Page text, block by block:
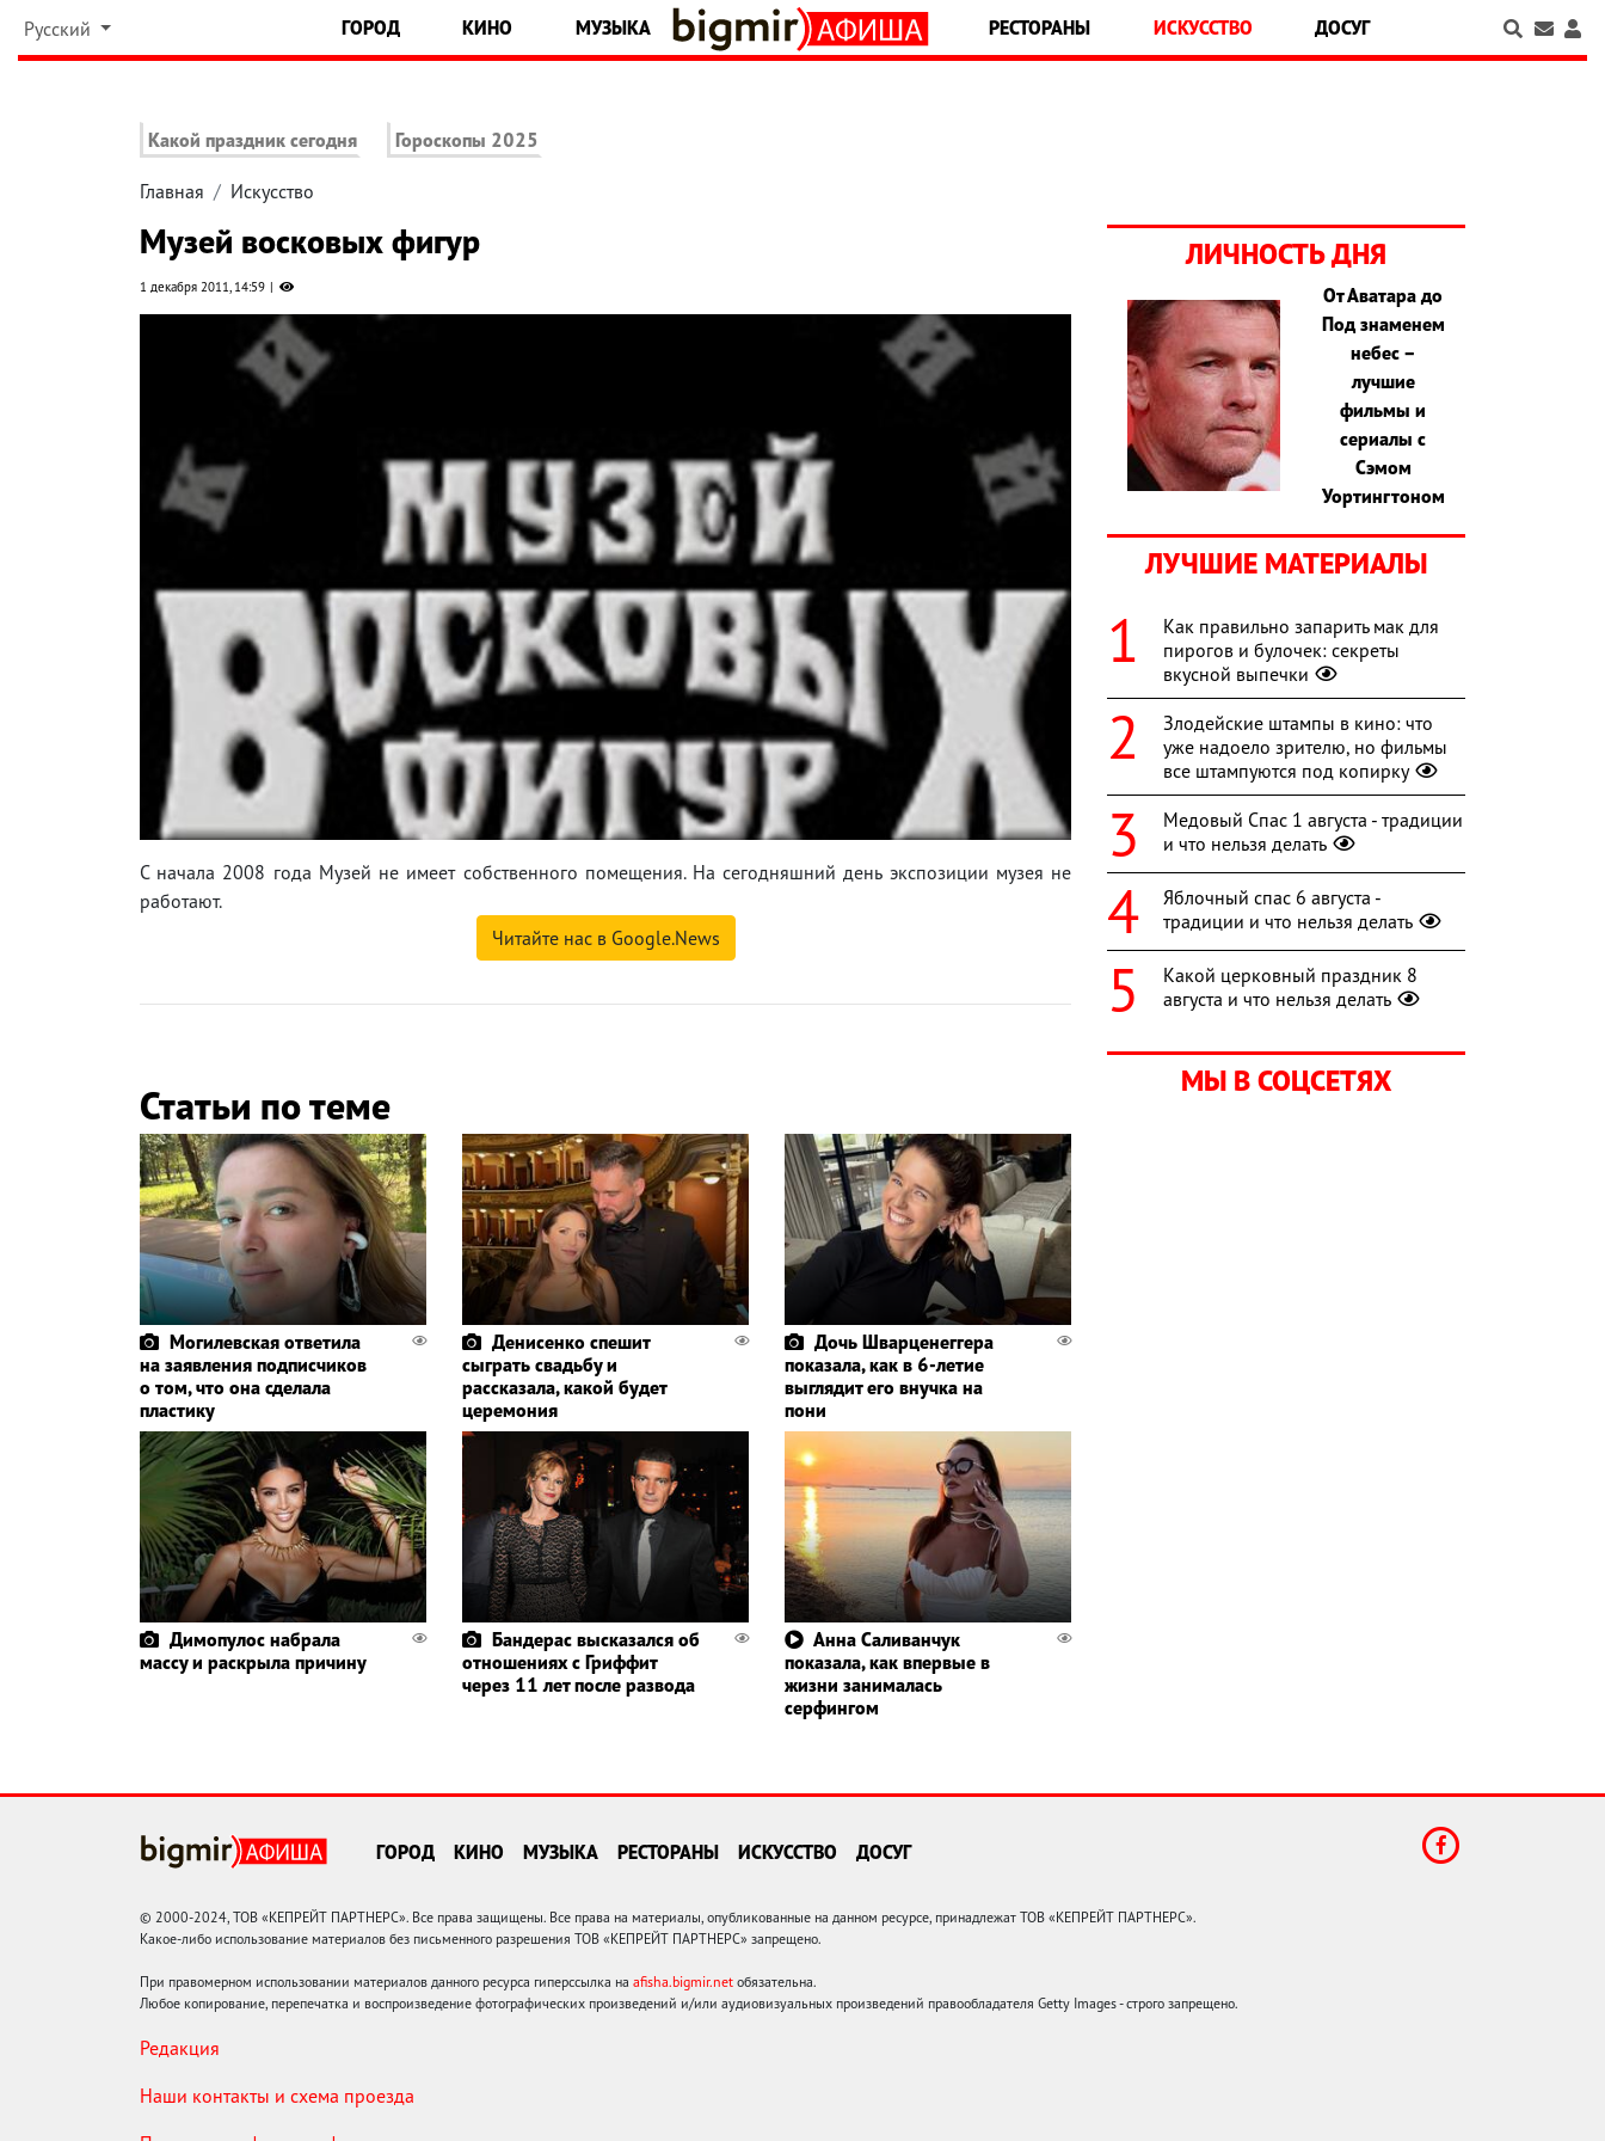
Русский ГОРОД КИНО МУЗЫКА РЕСТОРАНЫ ИСКУССТВО ДОСУГ
Какой праздник сегодня Гороскопы 2025
Главная Искусство
Музей восковых фигур
1 декабря 2011, 14:59
С начала 2008 года Музей не имеет собственного помещения. На сегодняшний день экспозиции музея не
работают.
Читайте нас в Google.News
Статьи по теме
Могилевская ответила
на заявления подписчиков
о том, что она сделала
пластику
Денисенко спешит
сыграть свадьбу и
рассказала, какой будет
церемония
Дочь Шварценеггера
показала, как в 6-летие
выглядит его внучка на
пони
Димопулос набрала
массу и раскрыла причину
Бандерас высказался об
отношениях с Гриффит
через 11 лет после развода
Анна Саливанчук
показала, как впервые в
жизни занималась
серфингом
ЛИЧНОСТЬ ДНЯ
От Аватара до
Под знаменем
небес –
лучшие
фильмы и
сериалы с
Сэмом
Уортингтоном
ЛУЧШИЕ МАТЕРИАЛЫ
Как правильно запарить мак для
пирогов и булочек: секреты
вкусной выпечки
Злодейские штампы в кино: что
уже надоело зрителю, но фильмы
все штампуются под копирку
Медовый Спас 1 августа - традиции
и что нельзя делать
Яблочный спас 6 августа -
традиции и что нельзя делать
Какой церковный праздник 8
августа и что нельзя делать
МЫ В СОЦСЕТЯХ
ГОРОД КИНО МУЗЫКА РЕСТОРАНЫ ИСКУССТВО ДОСУГ
© 2000-2024, ТОВ «КЕПРЕЙТ ПАРТНЕРС». Все права защищены. Все права на материалы, опубликованные на данном ресурсе, принадлежат ТОВ «КЕПРЕЙТ ПАРТНЕРС».
Какое-либо использование материалов без письменного разрешения ТОВ «КЕПРЕЙТ ПАРТНЕРС» запрещено.
При правомерном использовании материалов данного ресурса гиперссылка на afisha.bigmir.net обязательна.
Любое копирование, перепечатка и воспроизведение фотографических произведений и/или аудиовизуальных произведений правообладателя Getty Images - строго запрещено.
Редакция
Наши контакты и схема проезда